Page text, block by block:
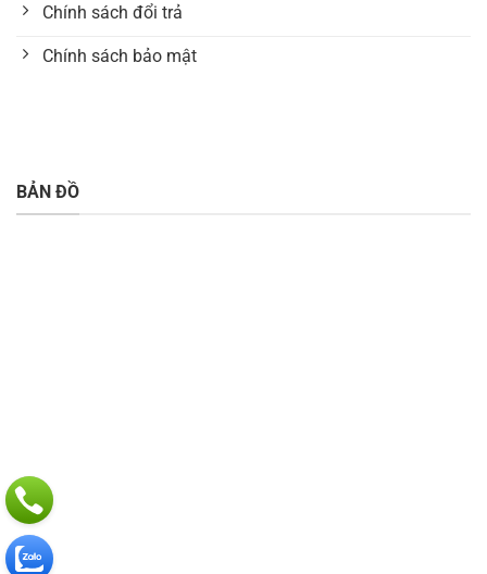
Chính sách đổi trả
Chính sách bảo mật
BẢN ĐỒ